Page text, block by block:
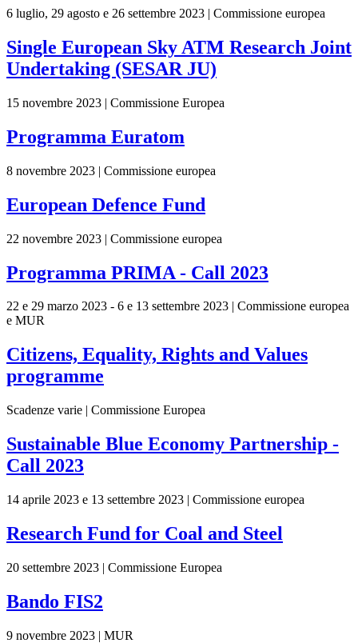
6 luglio, 29 agosto e 26 settembre 2023 | Commissione europea
Single European Sky ATM Research Joint
Undertaking (SESAR JU)
15 novembre 2023 | Commissione Europea
Programma Euratom
8 novembre 2023 | Commissione europea
European Defence Fund
22 novembre 2023 | Commissione europea
Programma PRIMA - Call 2023
22 e 29 marzo 2023 - 6 e 13 settembre 2023 | Commissione europea
e MUR
Citizens, Equality, Rights and Values
programme
Scadenze varie | Commissione Europea
Sustainable Blue Economy Partnership -
Call 2023
14 aprile 2023 e 13 settembre 2023 | Commissione europea
Research Fund for Coal and Steel
20 settembre 2023 | Commissione Europea
Bando FIS2
9 novembre 2023 | MUR